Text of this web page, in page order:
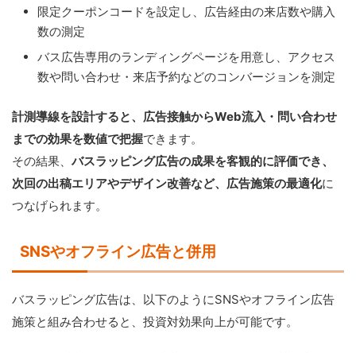
限定クーポンコードを設定し、広告経由の来店数や購入
数の測定
バス広告専用のランディングページを用意し、アクセス
数や問い合わせ・来店予約などのコンバージョンを測定
計測導線を設計すると、広告接触からWeb流入・問い合わせ
までの効果を数値で把握できます。
その結果、 バスラッピング広告の成果を客観的に評価でき、
次回の出稿エリアやデザイン改善など、広告施策の最適化に
つなげられます。
SNSやオフライン広告と併用
バスラッピング広告は、以下のようにSNSやオフライン広告
施策と組み合わせると、投資対効果向上が可能です。